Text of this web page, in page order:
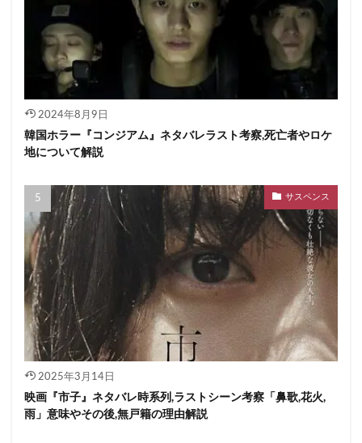
2024年8月9日
韓国ホラー『コンジアム』ネタバレラスト考察,死亡者やロケ
地について解説
サスペンス
2025年3月14日
映画『市子』ネタバレ時系列,ラストシーン考察「鼻歌,花火,
雨」意味やその後,無戸籍の理由解説